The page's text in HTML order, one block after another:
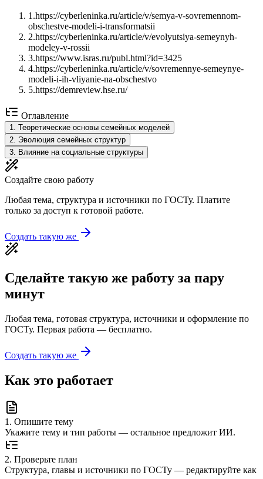
1 .https://cyberleninka.ru/article/v/semya-v-sovremennom-
obschestve-modeli-i-transformatsii
2.https://cyberleninka.ru/article/v/evolyutsiya-semeynyh-
modeley-v-rossii
3.https://www.isras.ru/publ.html?id=3425
4.https://cyberleninka.ru/article/v/sovremennye-semeynye-
modeli-i-ih-vliyanie-na-obschestvo
5.https://demreview.hse.ru/
Оглавление
1. Теоретические основы семейных моделей
2. Эволюция семейных структур
3. Влияние на социальные структуры
Создайте свою работу
Любая тема, структура и источники по ГОСТу. Платите
только за доступ к готовой работе.
Создать такую же
Сделайте такую же работу за пару
минут
Любая тема, готовая структура, источники и оформление по
ГОСТу. Первая работа — бесплатно.
Создать такую же
Как это работает
1 . Опишите тему
Укажите тему и тип работы — остальное предложит ИИ.
2. Проверьте план
Структура, главы и источники по ГОСТу — редактируйте как